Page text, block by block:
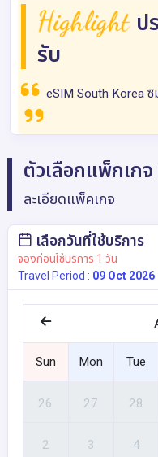
Highlight ป
รับ
eSIM South Korea ซิ
ตัวเลือกแพ็กเกจ
ละเอียดแพ็คเกจ
เลือกวันที่ใช้บริการ
จองก่อนใช้บริการ 1 วัน
Travel Period : 09 Oct
Sun Mon Tue